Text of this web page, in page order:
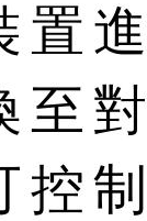
置
至
控